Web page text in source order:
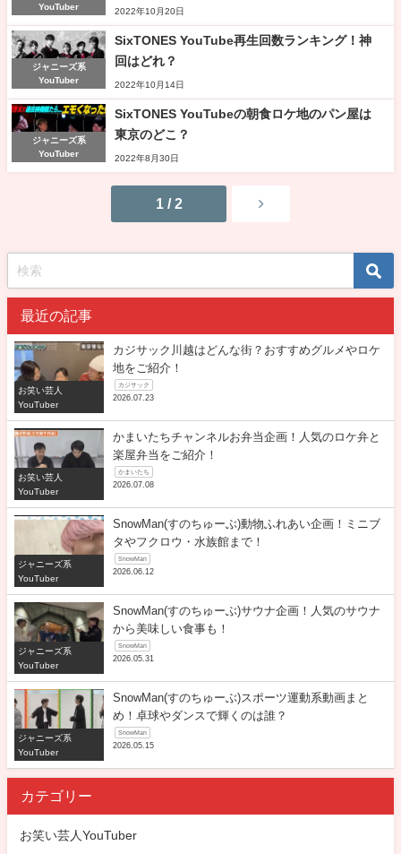
YouTuber
2022年10月20日
ジャニーズ系
YouTuber
SixTONES YouTube再生回数ランキング！神
回はどれ？
2022年10月14日
ジャニーズ系
YouTuber
SixTONES YouTubeの朝食ロケ地のパン屋は
東京のどこ？
2022年8月30日
1 / 2
最近の記事
お笑い芸人
YouTuber
カジサック川越はどんな街？おすすめグルメやロケ
地をご紹介！
カジサック
2026.07.23
お笑い芸人
YouTuber
かまいたちチャンネルお弁当企画！人気のロケ弁と
楽屋弁当をご紹介！
かまいたち
2026.07.08
ジャニーズ系
YouTuber
SnowMan(すのちゅーぶ)動物ふれあい企画！ミニブ
タやフクロウ・水族館まで！
SnowMan
2026.06.12
ジャニーズ系
YouTuber
SnowMan(すのちゅーぶ)サウナ企画！人気のサウナ
から美味しい食事も！
SnowMan
2026.05.31
ジャニーズ系
YouTuber
SnowMan(すのちゅーぶ)スポーツ運動系動画まと
め！卓球やダンスで輝くのは誰？
SnowMan
2026.05.15
カテゴリー
お笑い芸人YouTuber